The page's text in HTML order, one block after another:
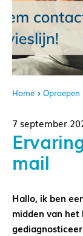
Home Oproepen
7 september
mail
Hallo, ik ben
midden van het